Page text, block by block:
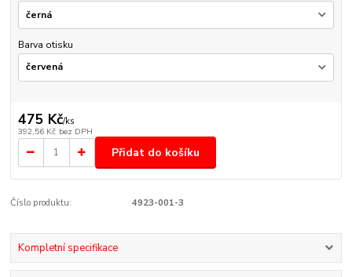
Barva otisku
475 Kč/ks
392,56 Kč bez DPH
Přidat do košíku
Číslo produktu: 4923-001-3
Kompletní specifikace